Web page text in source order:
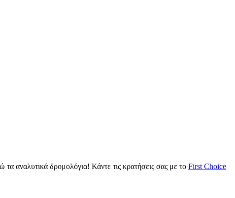
αναλυτικά δρομολόγια! Κάντε τις κρατήσεις σας με το First Choice